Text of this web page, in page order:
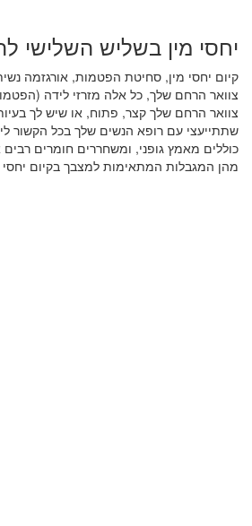
יחסי מין בשליש השלישי
קיום יחסי מין, סחיטת הפטמות, אורגזמה
צוואר הרחם שלך, כל אלה מזרזי לידה
צוואר הרחם שלך קצר, פתוח, או שיש לך
שתתייעצי עם רופא הנשים שלך בכל הקשור
כוללים מאמץ גופני, ומשחררים חומרים
מהן המגבלות המתאימות למצבך בקיום יחסי